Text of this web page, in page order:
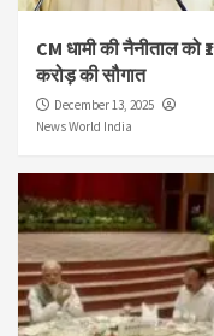
CM धामी की नैनीताल को
करोड़ की सौगात
December 13, 2025
News World India